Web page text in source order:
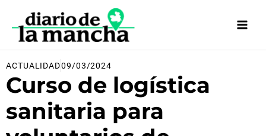
contenido
ACTUALIDAD09/03/2024
Curso de logística
sanitaria para